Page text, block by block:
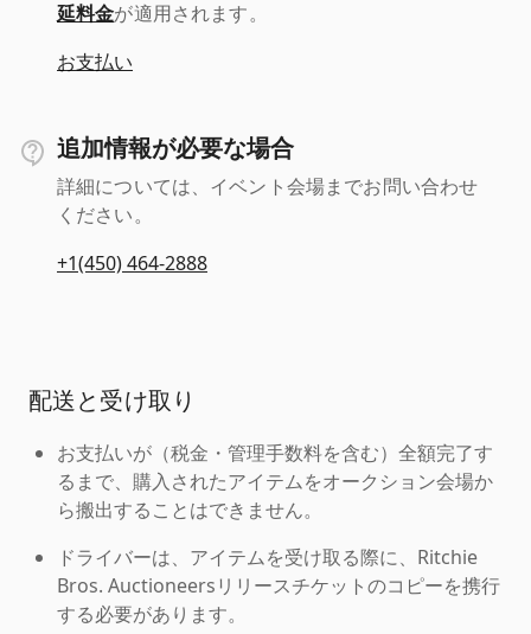
延料金が適用されます。
お支払い
追加情報が必要な場合
詳細については、イベント会場までお問い合わせ
ください。
+1(450) 464-2888
配送と受け取り
お支払いが（税金・管理手数料を含む）全額完了す
るまで、購入されたアイテムをオークション会場か
ら搬出することはできません。
ドライバーは、アイテムを受け取る際に、Ritchie
Bros. Auctioneersリリースチケットのコピーを携行
する必要があります。